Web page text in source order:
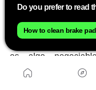
Y es que, de todo
es algo
acabamos de
Do you prefer to read
How to clean brake